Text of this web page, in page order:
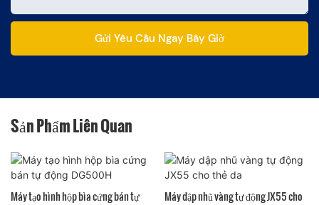
Gửi Yêu Cầu Ngay Bây Giờ
Sản Phẩm Liên Quan
Máy tạo hình hộp bìa cứng bán tự
Máy dập nhũ vàng tự động JX55 cho